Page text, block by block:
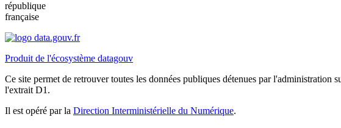
république
française
Produit de l'écosystème datagouv
Ce site permet de retrouver toutes les données publiques détenues par l'administration
l'extrait D1.
Il est opéré par la Direction Interministérielle du Numérique.